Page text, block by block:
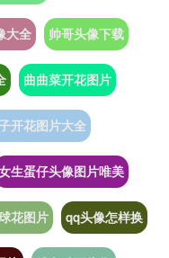
大全 帅哥头像下载
曲曲菜开花图片
开花图片大全
生蛋仔头像图片唯美
花图片 qq头像怎样换